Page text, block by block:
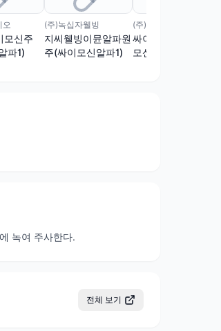
오
모신주
파1)
(주)녹십자웰빙
지씨웰빙이뮨알파원
주(싸이모신알파1)
(주)라이트팜텍
싸이모넥스주(싸이
모신알파1)
녹여 주사한다.
전체 보기